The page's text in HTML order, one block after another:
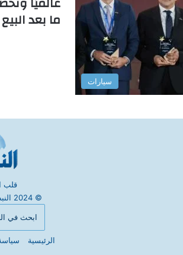
سيارات
ما بعد البيع 2025
قلب
© 2024 النبض الاقتصادي
الرئيسية